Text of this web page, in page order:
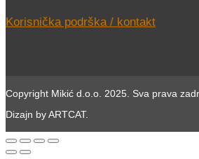
Korisnička podrška / kontakt
Copyright Mikić d.o.o. 2025. Sva prava
Dizajn by ARTCAT.